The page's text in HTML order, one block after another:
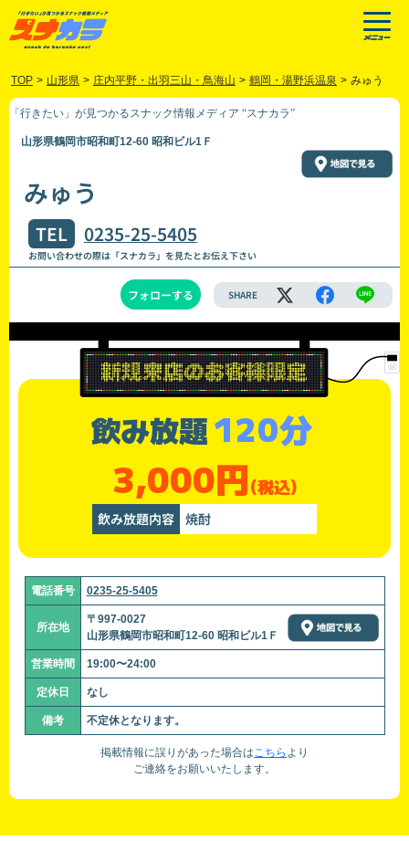
TOP > 山形県 > 庄内平野・出羽三山・鳥海山 > 鶴岡・湯野浜温泉 > みゅう
「行きたい」が見つかるスナック情報メディア “スナカラ”
山形県鶴岡市昭和町12-60 昭和ビル1Ｆ
みゅう
TEL 0235-25-5405
お問い合わせの際は「スナカラ」を見たとお伝え下さい
フォローする SHARE
飲み放題120分
3,000円(税込)
飲み放題内容 焼酎
電話番号 0235-25-5405
所在地
〒997-0027
山形県鶴岡市昭和町12-60 昭和ビル1Ｆ
営業時間 19:00〜24:00
定休日 なし
備考 不定休となります。
掲載情報に誤りがあった場合はこちら より
ご連絡をお願いいたします。